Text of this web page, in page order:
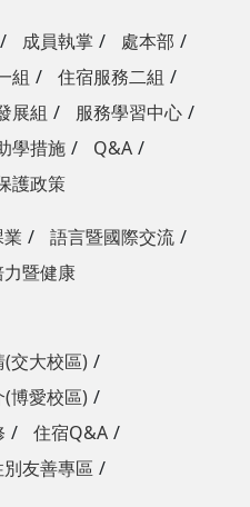
成員執掌
處本部
組
住宿服務二組
展組
服務學習中心
學措施
Q&A
護政策
語言暨國際交流
暨健康
交大校區)
博愛校區)
住宿Q&A
友善專區